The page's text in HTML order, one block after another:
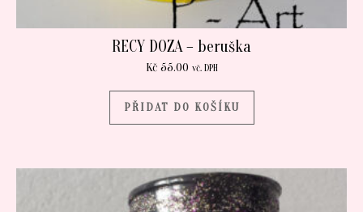
RECY DOZA – beruška
Kč55.00 vč. DPH
PŘIDAT DO KOŠÍKU